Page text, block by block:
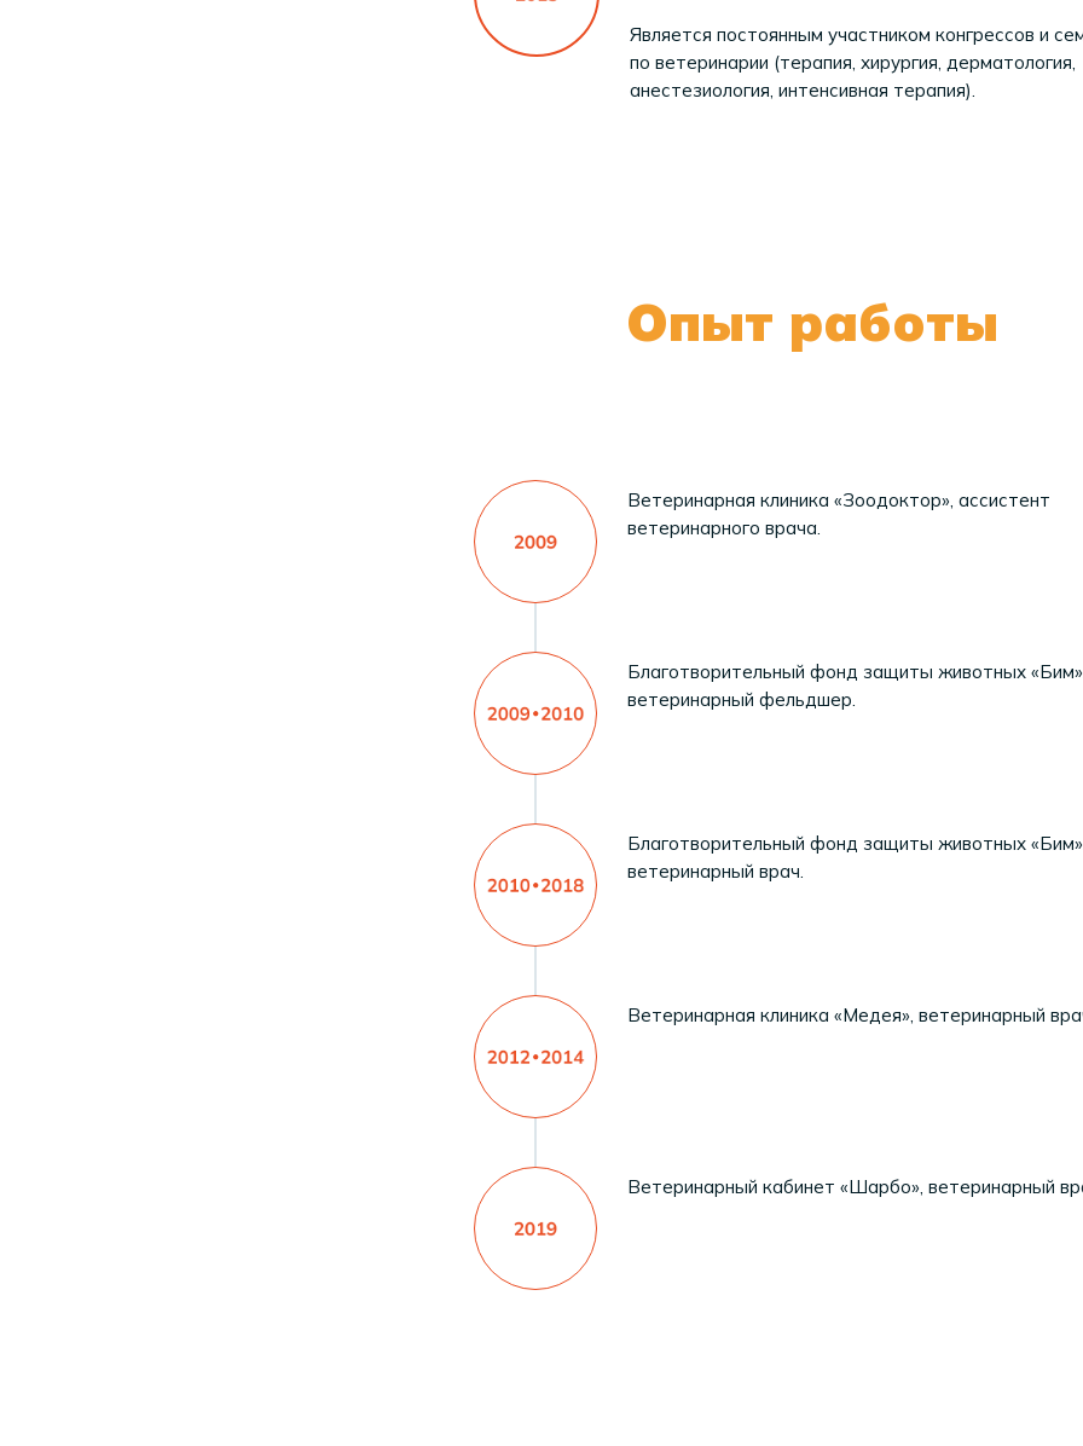
Является постоянным участником конгрессов и
по ветеринарии (терапия, хирургия, дерматология,
анестезиология, интенсивная терапия).
Опыт работы
Ветеринарная клиника «Зоодоктор», ассистент
ветеринарного врача.
Благотворительный фонд защиты животных
ветеринарный фельдшер.
Благотворительный фонд защиты животных
ветеринарный врач.
Ветеринарная клиника «Медея», ветеринарный
Ветеринарный кабинет «Шарбо», ветеринарный